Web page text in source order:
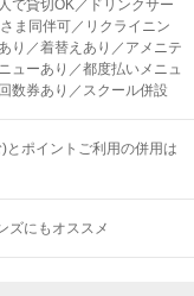
で貸切OK／ドリンクサー
ま同伴可／リクライニン
り／着替えあり／アメニテ
ューあり／都度払いメニュ
数券あり／スクール併設
とポイントご利用の併用は
ズにもオススメ